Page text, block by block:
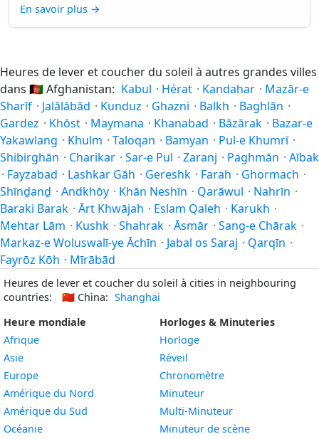
En savoir plus →
Heures de lever et coucher du soleil à autres grandes villes
dans 🇦🇫Afghanistan: Kabul · Hérat · Kandahar · Mazār-e
Sharīf · Jalālābād · Kunduz · Ghazni · Balkh · Baghlān ·
Gardez · Khōst · Maymana · Khanabad · Bāzārak · Bazar-e
Yakawlang · Khulm · Taloqan · Bamyan · Pul-e Khumrī ·
Shibirghān · Charikar · Sar-e Pul · Zaranj · Paghmān · Aībak
· Fayzabad · Lashkar Gāh · Gereshk · Farah · Ghormach ·
Shīnḏanḏ · Andkhōy · Khān Neshīn · Qarāwul · Nahrīn ·
Baraki Barak · Ārt Khwājah · Eslam Qaleh · Karukh ·
Mehtar Lām · Kushk · Shahrak · Āsmār · Sang-e Chārak ·
Markaz-e Woluswalī-ye Āchīn · Jabal os Saraj · Qarqīn ·
Fayrōz Kōh · Mīrābād
Heures de lever et coucher du soleil à cities in neighbouring
countries:
🇨🇳 China: Shanghai
Heure mondiale
Afrique
Asie
Europe
Amérique du Nord
Amérique du Sud
Océanie
Horloges & Minuteries
Horloge
Réveil
Chronomètre
Minuteur
Multi-Minuteur
Minuteur de scène